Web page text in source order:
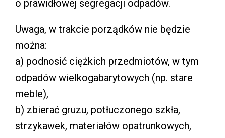
o prawidłowej segregacji odpadów.
Uwaga, w trakcie porządków nie będzie
można:
a) podnosić ciężkich przedmiotów, w tym
odpadów wielkogabarytowych (np. stare
meble),
b) zbierać gruzu, potłuczonego szkła,
strzykawek, materiałów opatrunkowych,